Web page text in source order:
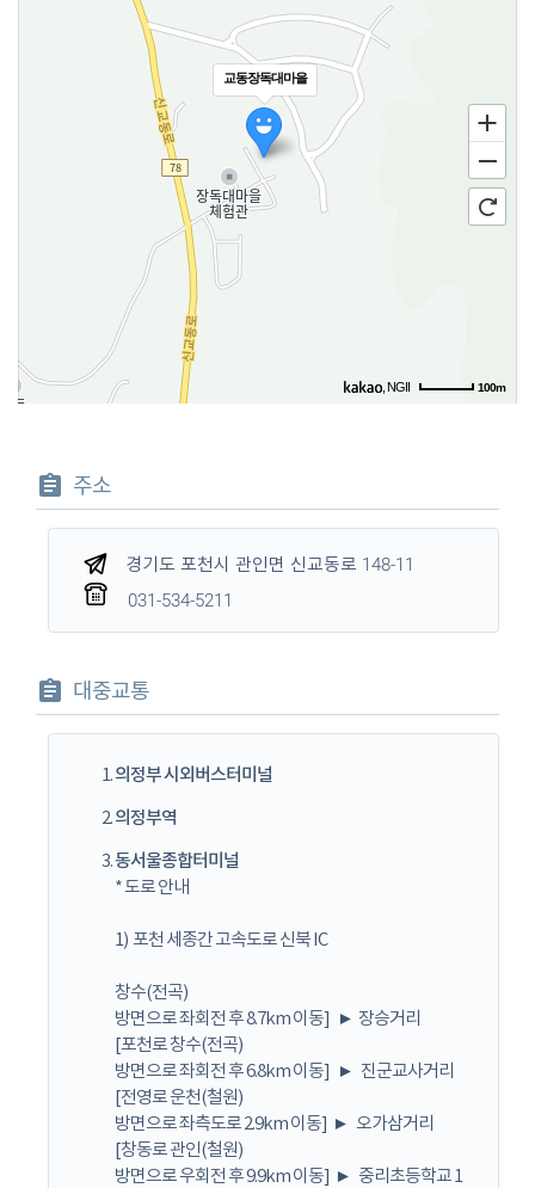
교동장독대마을
100m
, NGII
주소
경기도 포천시 관인면 신교동로 148-11
031-534-5211
대중교통
의정부 시외버스터미널
의정부역
동서울종합터미널
* 도로 안내
1) 포천 세종간 고속도로 신북 IC
창수(전곡)
방면으로 좌회전 후 8.7km 이동] ► 장승거리
[포천로 창수(전곡)
방면으로 좌회전 후 6.8km 이동] ► 진군교사거리
[전영로 운천(철원)
방면으로 좌측도로 2.9km 이동] ► 오가삼거리
[창동로 관인(철원)
방면으로 우회전 후 9.9km 이동] ► 중리초등학교 1